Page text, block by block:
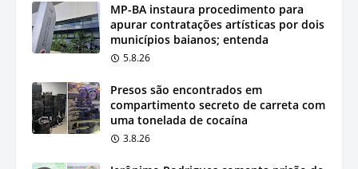
MP-BA instaura procedimento para
apurar contratações artísticas por dois
municípios baianos; entenda
5.8.26
Presos são encontrados em
compartimento secreto de carreta com
uma tonelada de cocaína
3.8.26